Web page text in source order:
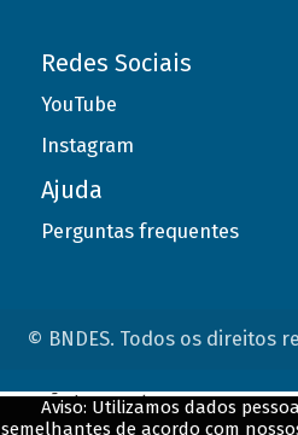
Redes Sociais
YouTube
Instagram
Ajuda
Perguntas frequentes
© BNDES. Todos os direitos
Aviso: Utilizamos dados
semelhantes de acordo com
ConteÃºdo complementar